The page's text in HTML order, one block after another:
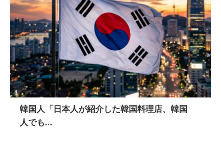
韓国人「日本人が紹介した韓国料理店、韓国
人でも...